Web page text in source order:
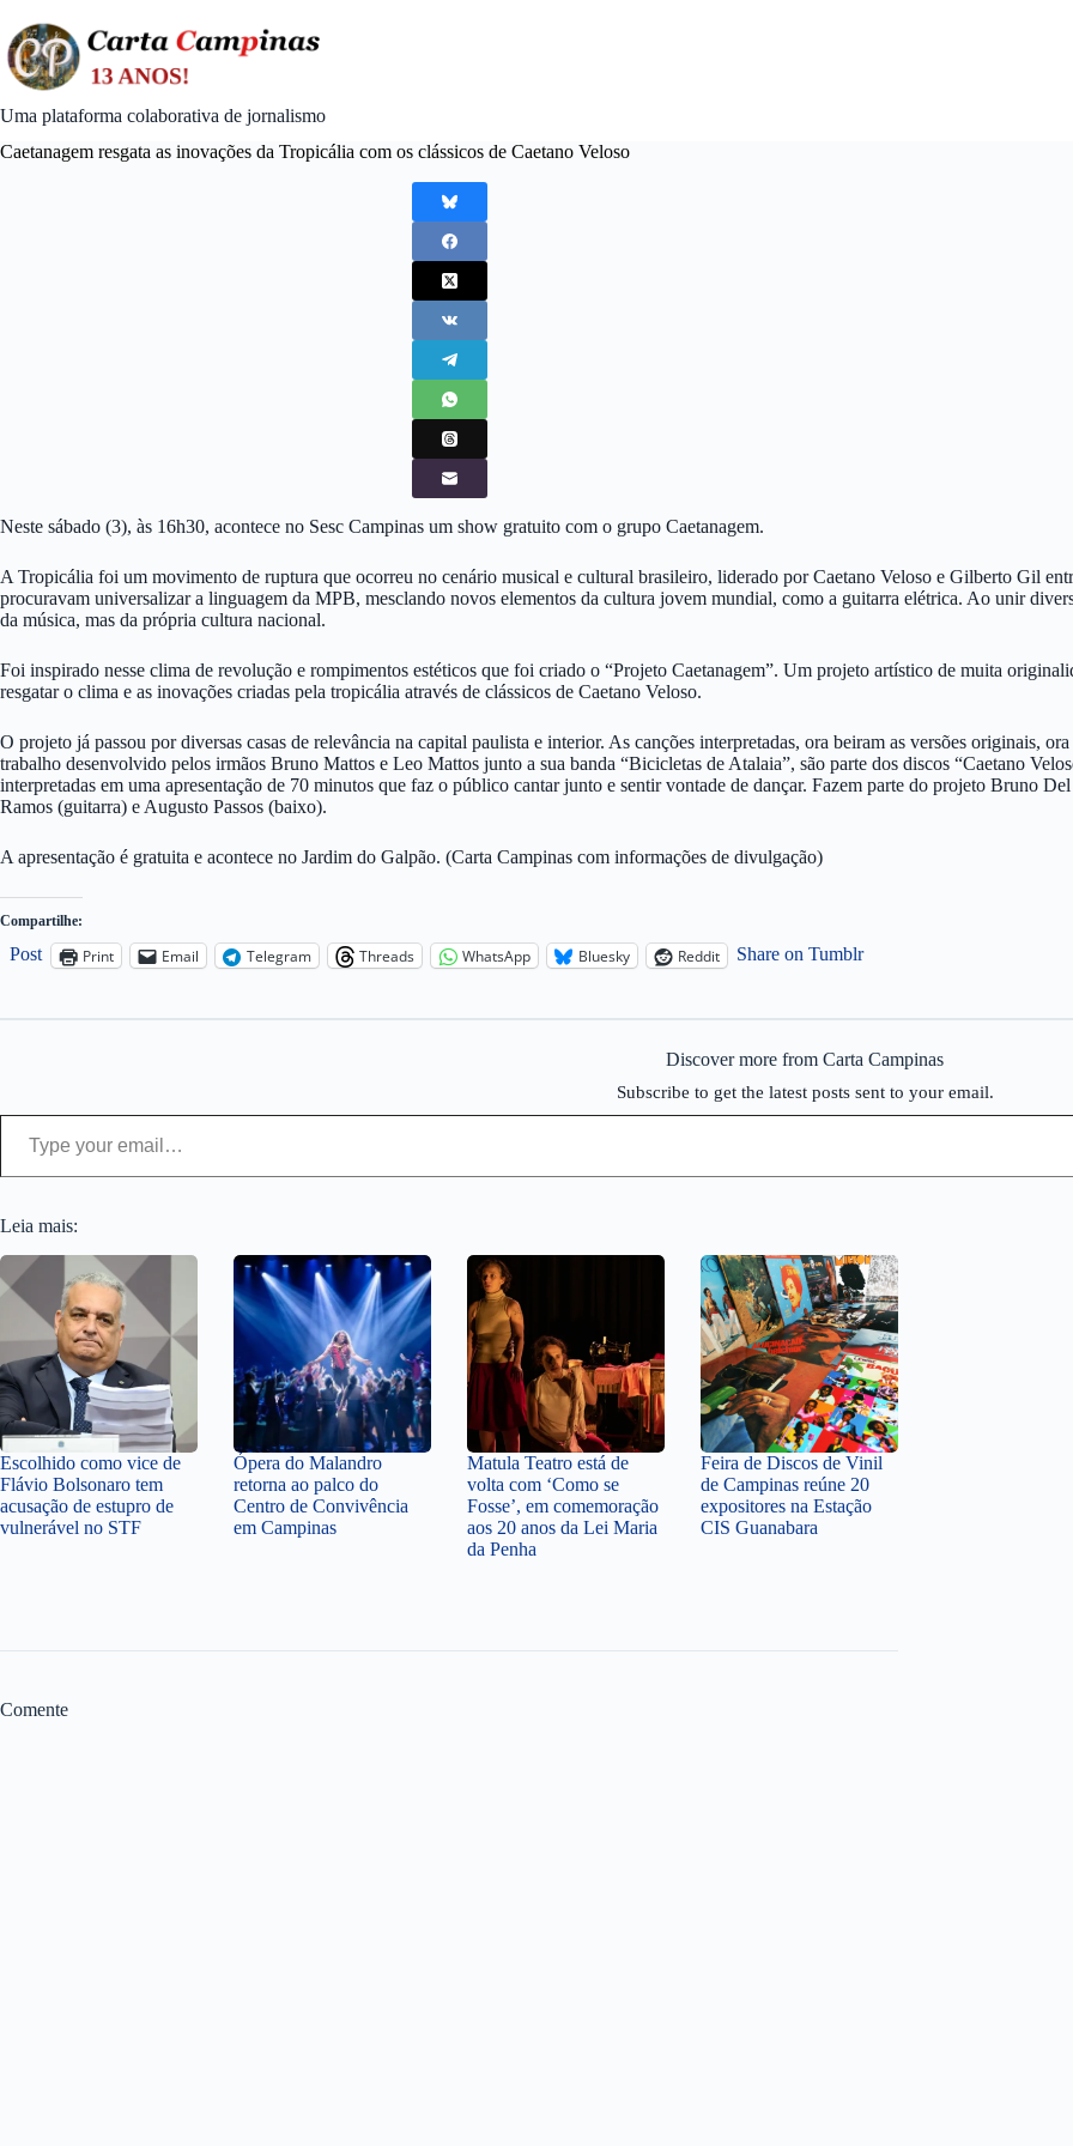
content
Uma plataforma colaborativa de jornalismo
Caetanagem resgata as inovações da Tropicália com os clássicos de Caetano Veloso
Neste sábado (3), às 16h30, acontece no Sesc Campinas um show gratuito com o grupo Caetanagem.
A Tropicália foi um movimento de ruptura que ocorreu no cenário musical e cultural brasileiro, liderado por Caetano Veloso e Gilberto Gil
procuravam universalizar a linguagem da MPB, mesclando novos elementos da cultura jovem mundial, como a guitarra elétrica. Ao unir
da música, mas da própria cultura nacional.
Foi inspirado nesse clima de revolução e rompimentos estéticos que foi criado o “Projeto Caetanagem”. Um projeto artístico de muita
resgatar o clima e as inovações criadas pela tropicália através de clássicos de Caetano Veloso.
O projeto já passou por diversas casas de relevância na capital paulista e interior. As canções interpretadas, ora beiram as versões originais,
trabalho desenvolvido pelos irmãos Bruno Mattos e Leo Mattos junto a sua banda “Bicicletas de Atalaia”, são parte dos discos “Caetano
interpretadas em uma apresentação de 70 minutos que faz o público cantar junto e sentir vontade de dançar. Fazem parte do projeto Bruno
Ramos (guitarra) e Augusto Passos (baixo).
A apresentação é gratuita e acontece no Jardim do Galpão. (Carta Campinas com informações de divulgação)
Compartilhe:
Post Print Email Telegram Threads WhatsApp Bluesky Reddit Share on Tumblr
Discover more from Carta Campinas
Subscribe to get the latest posts sent to your email.
Type your email…
Leia mais:
Escolhido como vice de
Flávio Bolsonaro tem
acusação de estupro de
vulnerável no STF
Ópera do Malandro
retorna ao palco do
Centro de Convivência
em Campinas
Matula Teatro está de
volta com ‘Como se
Fosse’, em comemoração
aos 20 anos da Lei Maria
da Penha
Feira de Discos de Vinil
de Campinas reúne 20
expositores na Estação
CIS Guanabara
Comente